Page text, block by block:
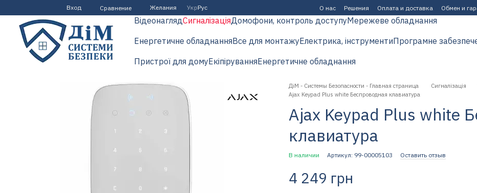
Перейти к основному контенту
Вход Сравнение Желания УкрРус О нас Решения Оплата и доставка Обмен и
ВідеонаглядСигналізаціяДомофони, контроль доступуМережеве обладнання
Енергетичне обладнанняВсе для монтажуЕлектрика, інструментиПрограмне
Пристрої для домуЕкіпіруванняЕнергетичне обладнання
ДіМ - Системы Безопасности - Главная страница Сигналізація
Ajax Keypad Plus white Беспроводная клавиатура
Ajax Keypad Plus white
клавиатура
В наличии Артикул: 99-00005103 Оставить отзыв
4 249 грн